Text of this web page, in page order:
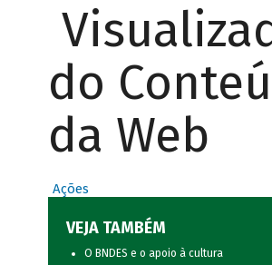
do
da Web
Ações
VEJA TAMBÉM
O BNDES e o apoio à cultura